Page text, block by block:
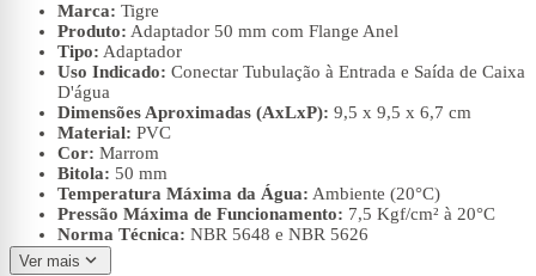
Marca: Tigre
Produto: Adaptador 50 mm com Flange Anel
Tipo: Adaptador
Uso Indicado: Conectar Tubulação à Entrada e Saída de Caixa
D'água
Dimensões Aproximadas (AxLxP): 9,5 x 9,5 x 6,7 cm
Material: PVC
Cor: Marrom
Bitola: 50 mm
Temperatura Máxima da Água: Ambiente (20°C)
Pressão Máxima de Funcionamento: 7,5 Kgf/cm² à 20°C
Norma Técnica: NBR 5648 e NBR 5626
Referência do Produto no Fornecedor:
Ver mais expand_more